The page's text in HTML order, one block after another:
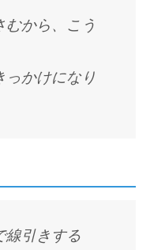
むから、こう
っかけになり
線引きする